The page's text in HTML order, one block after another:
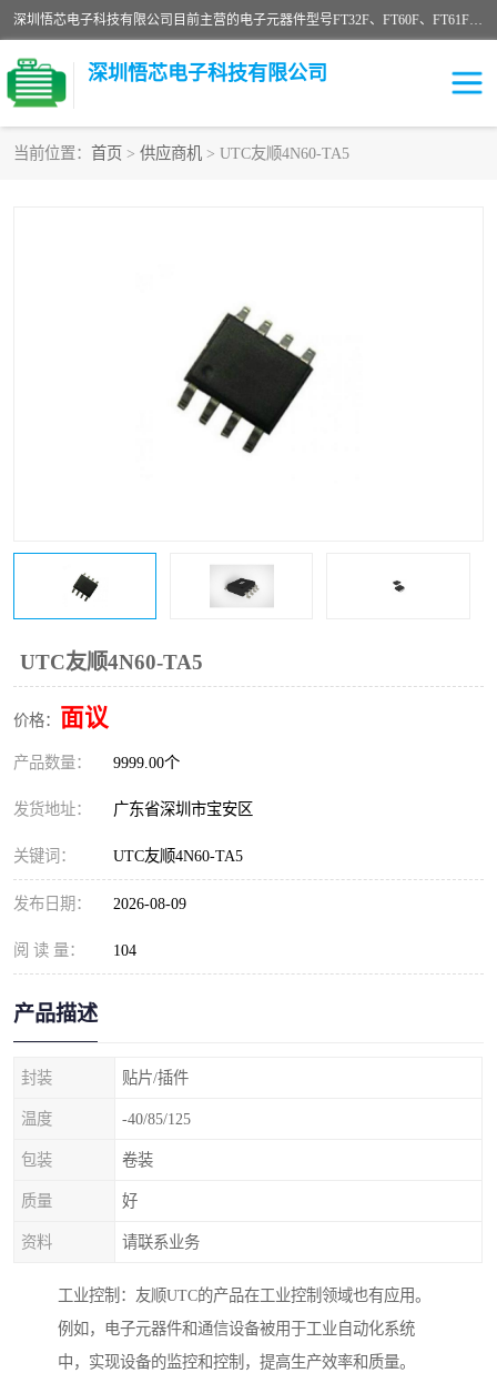
深圳悟芯电子科技有限公司目前主营的电子元器件型号FT32F、FT60F、FT61F、FT62F、FT64F、FT61FC、MCU EEPROM MOS LDO 稳压管 触摸IC DC-DC AC-DC 协议IC等，广泛应用于LED射灯、LED日光灯、等诸多领域。
深圳悟芯电子科技有限公司
当前位置： 首页 > 供应商机 > UTC友顺4N60-TA5
UTC友顺4N60-TA5
价格： 面议
产品数量： 9999.00个
发货地址： 广东省深圳市宝安区
关键词： UTC友顺4N60-TA5
发布日期： 2026-08-09
阅 读 量： 104
产品描述
封装 贴片/插件
温度 -40/85/125
包装 卷装
质量 好
资料 请联系业务
工业控制：友顺UTC的产品在工业控制领域也有应用。
例如，电子元器件和通信设备被用于工业自动化系统
中，实现设备的监控和控制，提高生产效率和质量。
FT61F
FT64F
FT61F022
FT61F021